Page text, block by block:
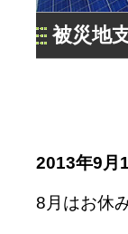
被災地
2013年9月
8月はお休